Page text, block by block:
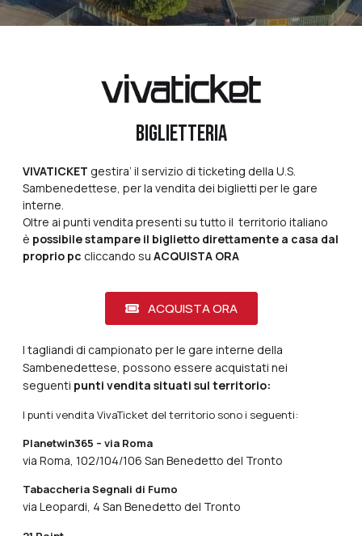
BIGLIETTERIA
VIVATICKET gestira’ il servizio di ticketing della U.S.
Sambenedettese, per la vendita dei biglietti per le gare
interne.
Oltre ai punti vendita presenti su tutto il territorio italiano
è possibile stampare il biglietto direttamente a casa dal
proprio pc cliccando su ACQUISTA ORA
ACQUISTA ORA
I tagliandi di campionato per le gare interne della
Sambenedettese, possono essere acquistati nei
seguenti punti vendita situati sul territorio:
I punti vendita VivaTicket del territorio sono i seguenti:
Planetwin365 – via Roma
via Roma, 102/104/106 San Benedetto del Tronto
Tabaccheria Segnali di Fumo
via Leopardi, 4 San Benedetto del Tronto